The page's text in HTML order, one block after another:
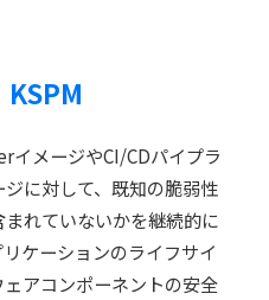
KSPM
イメージやCI/CDパイプラ
に対して、既知の脆弱性
れていないかを継続的に
ケーションのライフサイ
アコンポーネントの安全